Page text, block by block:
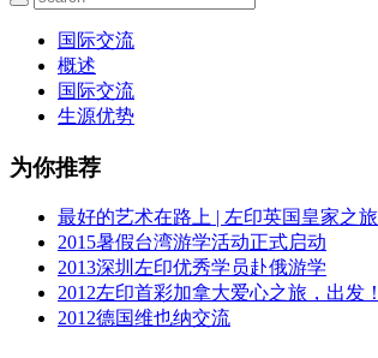
国际交流
概述
国际交流
生源优势
为你推荐
最好的艺术在路上 | 左印英国皇家之旅
2015暑假台湾游学活动正式启动
2013深圳左印优秀学员赴俄游学
2012左印首彩加拿大爱心之旅，出发！
2012德国维也纳交流